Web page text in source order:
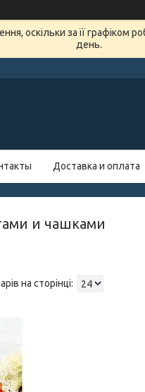
оскільки за її графіком
день.
Доставка и оплата
и чашками